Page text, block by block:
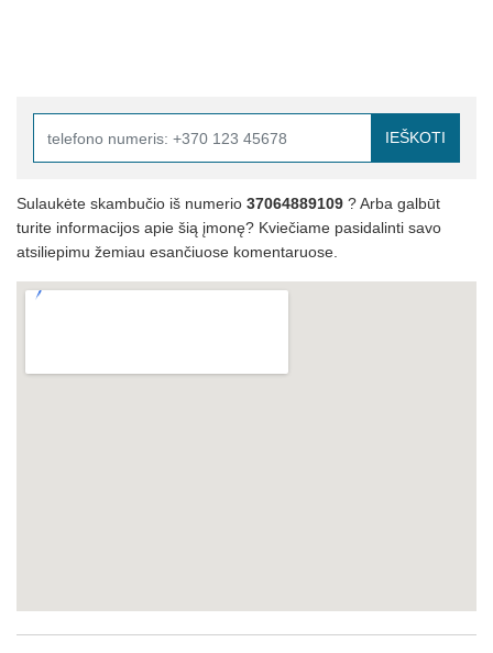
IEŠKOTI
Sulaukėte skambučio iš numerio 37064889109 ? Arba galbūt
turite informacijos apie šią įmonę? Kviečiame pasidalinti savo
atsiliepimu žemiau esančiuose komentaruose.